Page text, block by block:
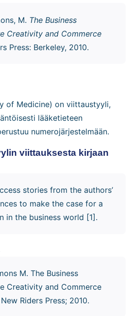
M. The Business
Creativity and Commerce
Press: Berkeley, 2010.
of Medicine) on viittaustyyli,
lääketieteen
numerojärjestelmään.
viittauksesta kirjaan
stories from the authors’
to make the case for a
in the business world [1].
M. The Business
Creativity and Commerce
Riders Press; 2010.